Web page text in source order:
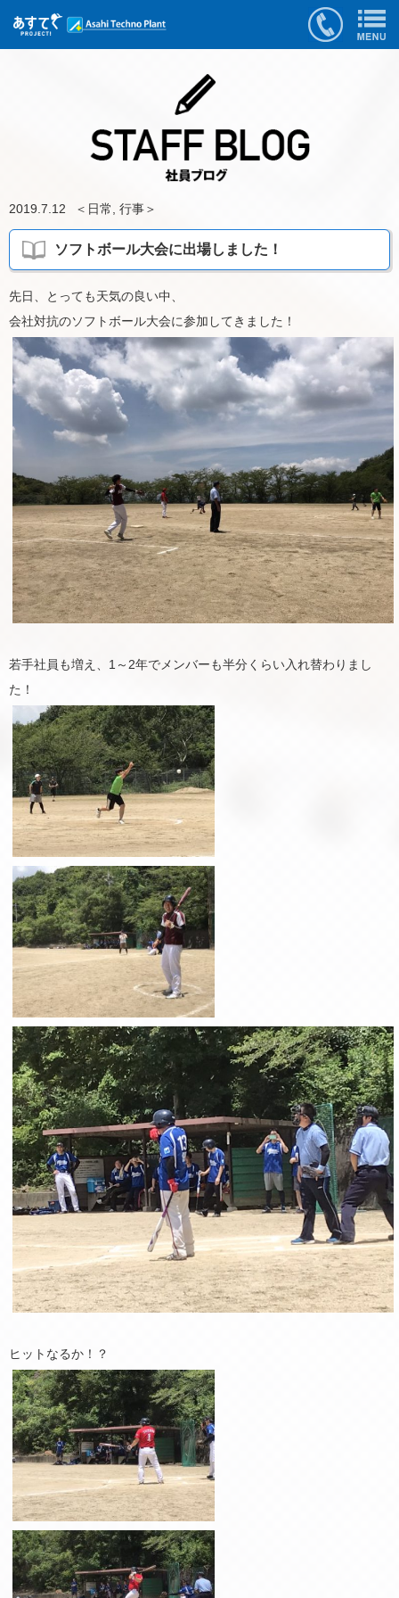
2019.7.12 ＜ 日常 行事＞
ソフトボール大会に出場しました！
先日、とっても天気の良い中、
会社対抗のソフトボール大会に参加してきました！
若手社員も増え、1～2年でメンバーも半分くらい入れ替わりまし
た！
ヒットなるか！？